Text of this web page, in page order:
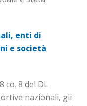
enti di
e so­cietà
co. 8 del DL
nazionali, gli